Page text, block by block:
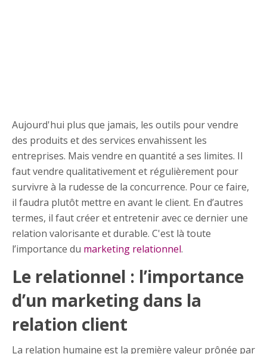
Aujourd'hui plus que jamais, les outils pour vendre
des produits et des services envahissent les
entreprises. Mais vendre en quantité a ses limites. Il
faut vendre qualitativement et régulièrement pour
survivre à la rudesse de la concurrence. Pour ce faire,
il faudra plutôt mettre en avant le client. En d’autres
termes, il faut créer et entretenir avec ce dernier une
relation valorisante et durable. C'est là toute
l’importance du marketing relationnel.
Le relationnel : l’importance
d’un marketing dans la
relation client
La relation humaine est la première valeur prônée par